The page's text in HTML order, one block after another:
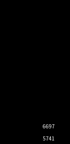
6697
5741